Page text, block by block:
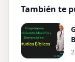
También te